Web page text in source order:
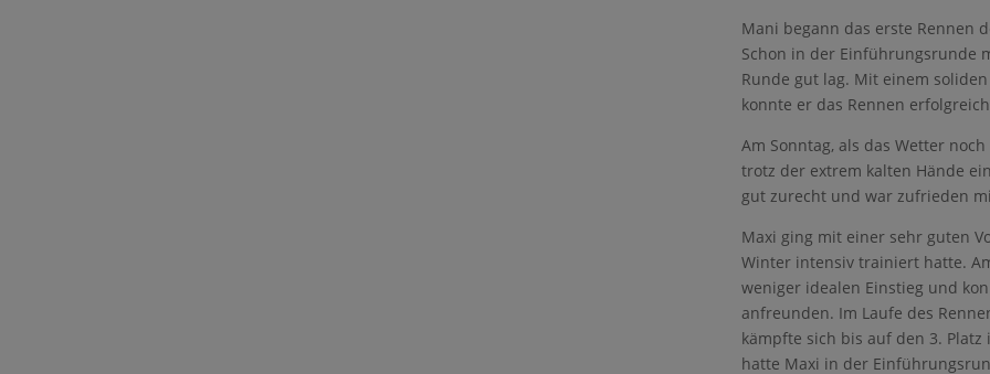
Mani begann das erste Rennen
Schon in der Einführungsrunde
Runde gut lag. Mit einem
konnte er das Rennen
Am Sonntag, als das Wetter
trotz der extrem kalten Hände
gut zurecht und war zufrieden
Maxi ging mit einer sehr guten
Winter intensiv trainiert hatte.
weniger idealen Einstieg und
anfreunden. Im Laufe des
kämpfte sich bis auf den 3. Platz
hatte Maxi in der